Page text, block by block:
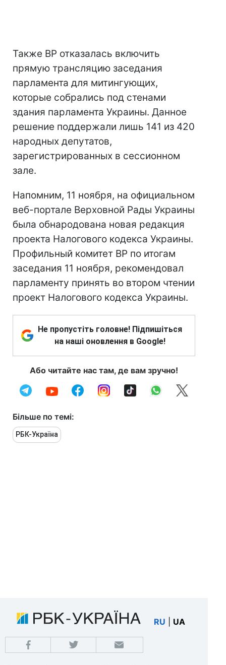
Также ВР отказалась включить
прямую трансляцию заседания
парламента для митингующих,
которые собрались под стенами
здания парламента Украины. Данное
решение поддержали лишь 141 из 420
народных депутатов,
зарегистрированных в сессионном
зале.
Напомним, 11 ноября, на официальном
веб-портале Верховной Рады Украины
была обнародована новая редакция
проекта Налогового кодекса Украины.
Профильный комитет ВР по итогам
заседания 11 ноября, рекомендовал
парламенту принять во втором чтении
проект Налогового кодекса Украины.
Не пропустіть головне! Підпишіться
на наші оновлення в Google!
Або читайте нас там, де вам зручно!
Більше по темі:
РБК-Україна
RU UA